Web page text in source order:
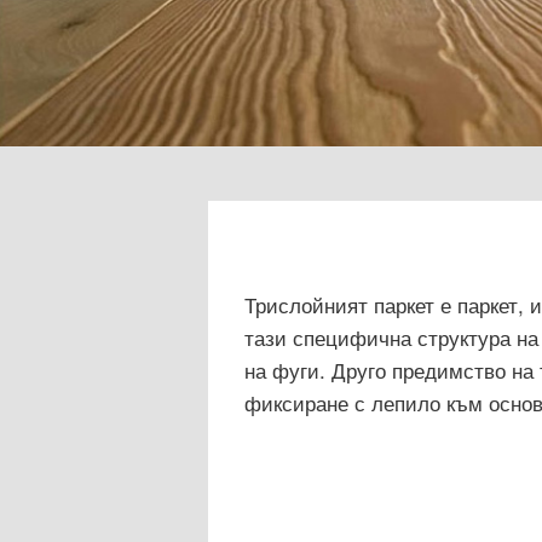
Трислойният паркет е
тази специфична структура
на фуги. Друго предимство на
фиксиране с лепило към